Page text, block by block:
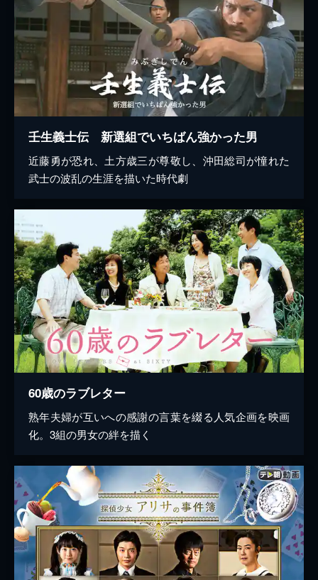
壬生義士伝 新選組でいちばん強かった男
近藤勇が恐れ、土方歳三が尊敬し、沖田総司が憧れた
武士の波乱の生涯を描いた時代劇
60歳のラブレター
熟年夫婦が互いへの感謝の言葉を綴る人気企画を映画
化。3組の男女の絆を描く